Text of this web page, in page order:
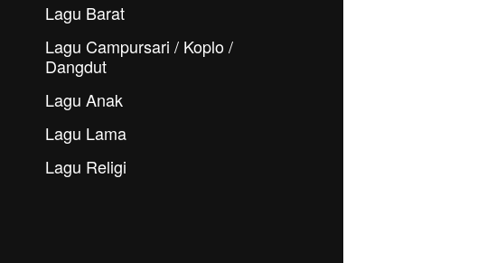
Lagu Barat
Lagu Campursari / Koplo /
Dangdut
Lagu Anak
Lagu Lama
Lagu Religi